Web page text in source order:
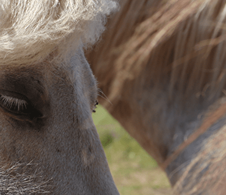
Menu
<
>
Présentation
GALERIE PHOTO
?>
Images de la page d'accueil
Cliquez pour éditer